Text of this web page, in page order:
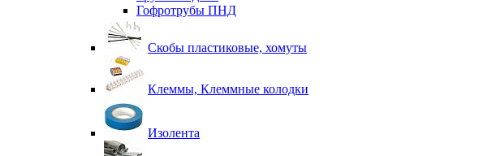
Гофротрубы ПНД
Скобы пластиковые, хомуты
Клеммы, Клеммные колодки
Изолента